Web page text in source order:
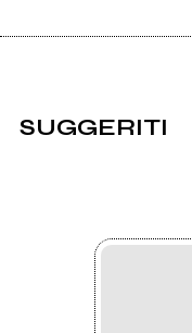
SUGGERITI